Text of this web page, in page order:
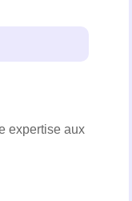
expertise aux